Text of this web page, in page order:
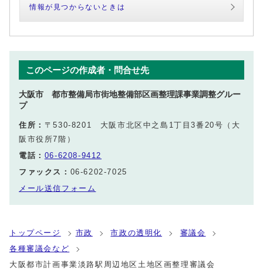
情報が見つからないときは
このページの作成者・問合せ先
大阪市 都市整備局市街地整備部区画整理課事業調整グルー
プ
住所： 〒530-8201 大阪市北区中之島1丁目3番20号（大
阪市役所7階）
電話： 06-6208-9412
ファックス： 06-6202-7025
メール送信フォーム
トップページ 市政 市政の透明化
審議会
各種審議会など
大阪都市計画事業淡路駅周辺地区土地区画整理審議会